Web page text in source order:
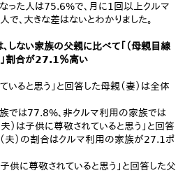
った人は75.6%で、月に1回以上クルマ
で、大きな差はないとわかりました。
しない家族の父親に比べて「（母親目線
」割合が27.1％高い
いると思う」と回答した母親（妻）は全体
では77.8%、非クルマ利用の家族では
）は子供に尊敬されていると思う」と回答
（夫）の割合はクルマ利用の家族が27.1ポ
供に尊敬されていると思う」と回答した父